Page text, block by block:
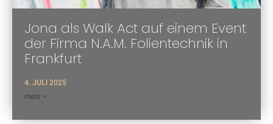
Jona als Walk Act auf einem Event
der Firma N.A.M. Folientechnik in
Frankfurt
4. JULI 2025
mehr >